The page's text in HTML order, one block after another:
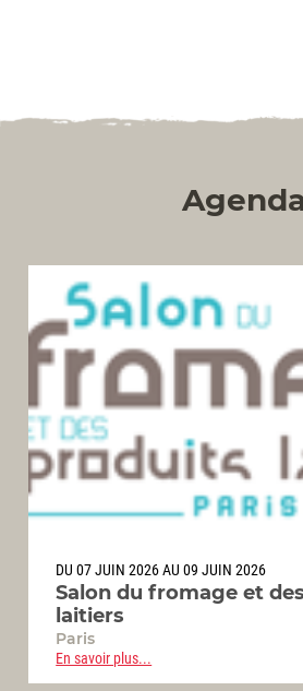
DU 07 JUIN 2026 AU 09 JUIN 2026
Salon du fromage et
laitiers
Paris
En savoir plus...